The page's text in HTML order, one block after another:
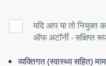
यदि आप या तो नियुक्त
ऑफ अटॉर्नी - संक्षिप्त
व्यक्तिगत (स्वास्थ्य सहित)